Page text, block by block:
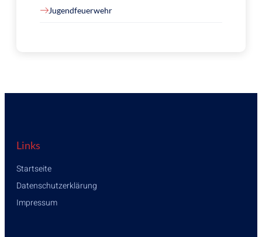
Jugendfeuerwehr
Links
Startseite
Datenschutzerklärung
Impressum